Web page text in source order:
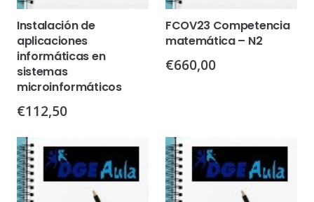
Instalación de
aplicaciones
informáticas en
sistemas
microinformáticos
€112,50
FCOV23 Competencia
matemática – N2
€660,00